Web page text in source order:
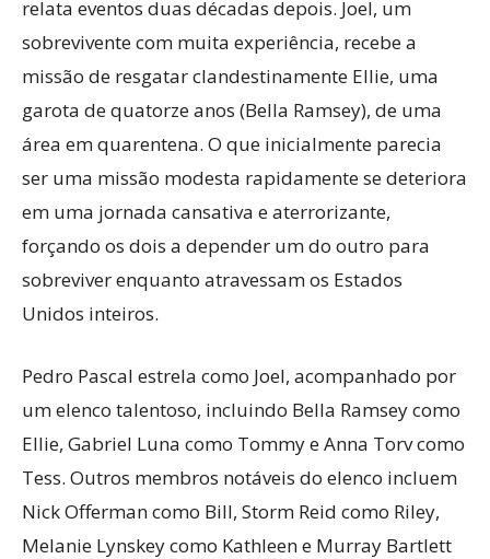
relata eventos duas décadas depois. Joel, um
sobrevivente com muita experiência, recebe a
missão de resgatar clandestinamente Ellie, uma
garota de quatorze anos (Bella Ramsey), de uma
área em quarentena. O que inicialmente parecia
ser uma missão modesta rapidamente se deteriora
em uma jornada cansativa e aterrorizante,
forçando os dois a depender um do outro para
sobreviver enquanto atravessam os Estados
Unidos inteiros.
Pedro Pascal estrela como Joel, acompanhado por
um elenco talentoso, incluindo Bella Ramsey como
Ellie, Gabriel Luna como Tommy e Anna Torv como
Tess. Outros membros notáveis ​​do elenco incluem
Nick Offerman como Bill, Storm Reid como Riley,
Melanie Lynskey como Kathleen e Murray Bartlett